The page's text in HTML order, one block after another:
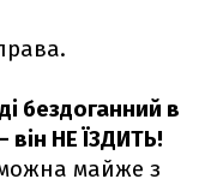
бездоганний в
він НЕ ЇЗДИТЬ!
майже з